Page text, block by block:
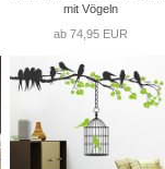
mit Vögeln
ab 74,95 EUR